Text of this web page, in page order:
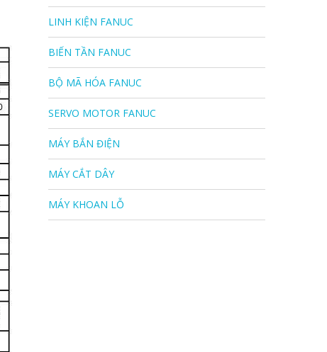
LINH KIỆN FANUC
BIẾN TẦN FANUC
BỘ MÃ HÓA FANUC
SERVO MOTOR FANUC
MÁY BẮN ĐIỆN
MÁY CẮT DÂY
MÁY KHOAN LỖ